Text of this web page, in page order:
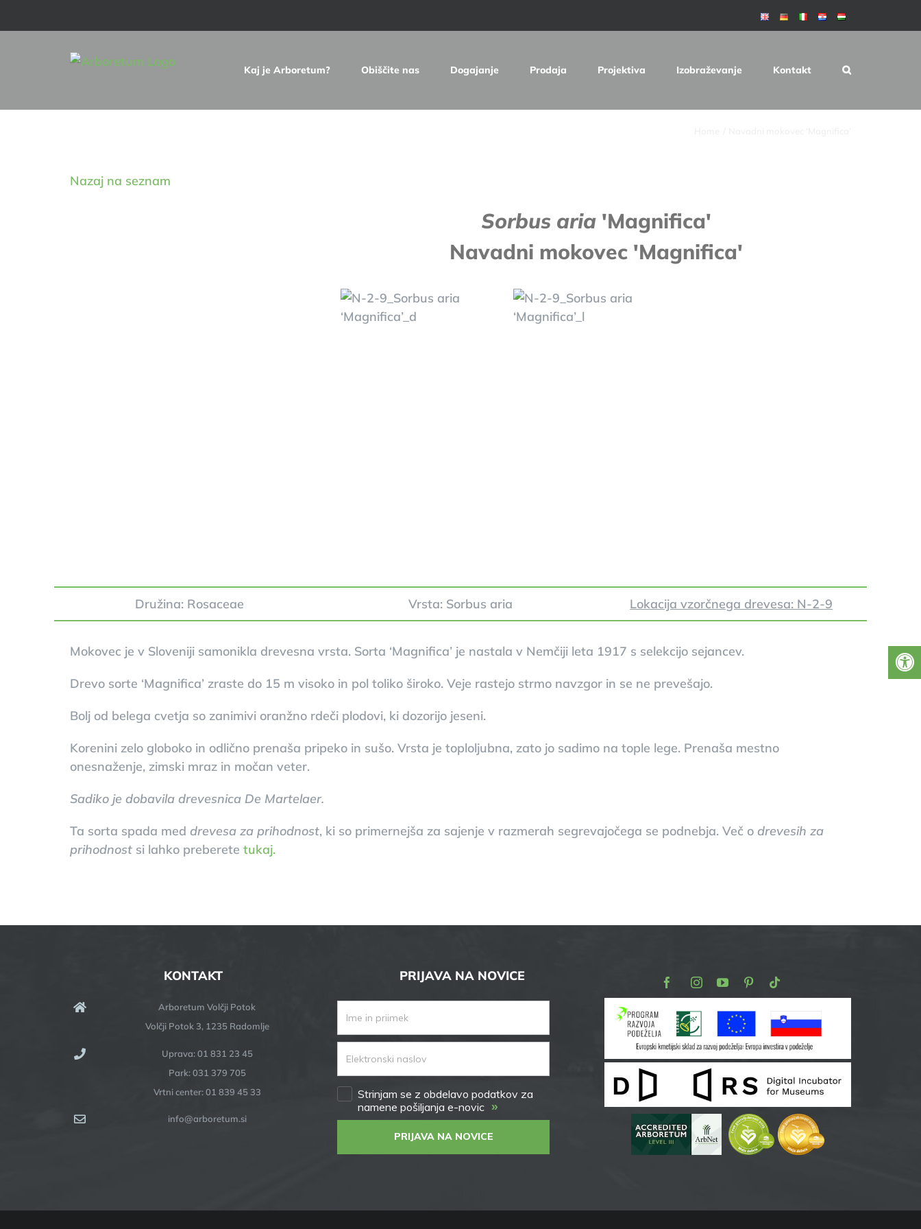
to
Kaj je Arboretum? Obiščite nas Dogajanje Prodaja Projektiva Izobraževanje Kontakt
Nazaj na seznam
Sorbus aria 'Magnifica'
Navadni mokovec 'Magnifica'
Družina: Rosaceae Vrsta: Sorbus aria Lokacija vzorčnega drevesa: N-2-9
Mokovec je v Sloveniji samonikla drevesna vrsta. Sorta ‘Magnifica’ je nastala v Nemčiji leta 1917 s selekcijo sejancev.
Drevo sorte ‘Magnifica’ zraste do 15 m visoko in pol toliko široko. Veje rastejo strmo navzgor in se ne prevešajo.
Bolj od belega cvetja so zanimivi oranžno rdeči plodovi, ki dozorijo jeseni.
Korenini zelo globoko in odlično prenaša pripeko in sušo. Vrsta je toploljubna, zato jo sadimo na tople lege. Prenaša mestno
onesnaženje, zimski mraz in močan veter.
Sadiko je dobavila drevesnica De Martelaer.
Ta sorta spada med drevesa za prihodnost, ki so primernejša za sajenje v razmerah segrevajočega se podnebja. Več o drevesih za
prihodnostsi lahko preberete tukaj.
KONTAKT
Arboretum Volčji Potok
Volčji Potok 3, 1235 Radomlje
Uprava: 01 831 23 45
Park: 031 379 705
Vrtni center: 01 839 45 33
info@arboretum.si
PRIJAVA NA NOVICE
Strinjam se z obdelavo podatkov za
namene pošiljanja e-novic »
PRIJAVA NA NOVICE
FacebookInstagram
YoutubePinterest